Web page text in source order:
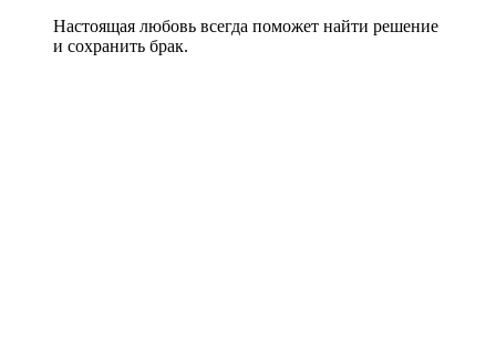
Настоящая любовь всегда поможет найти решение
и сохранить брак.